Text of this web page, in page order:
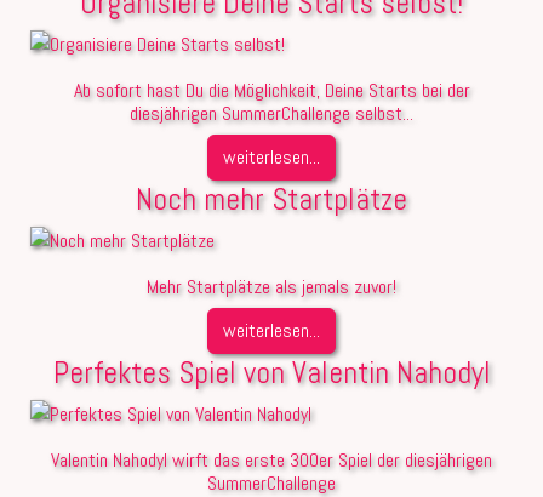
Ab sofort hast Du die Möglichkeit, Deine Starts bei der
diesjährigen SummerChallenge selbst...
weiterlesen...
Noch mehr Startplätze
Mehr Startplätze als jemals zuvor!
weiterlesen...
Perfektes Spiel von Valentin Nahodyl
Valentin Nahodyl wirft das erste 300er Spiel der diesjährigen
SummerChallenge